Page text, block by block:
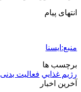
انتهای پیام
منبع:ایسنا
برچسب ها
رژيم غذايي فعالیت بدنی
آخرین اخبار